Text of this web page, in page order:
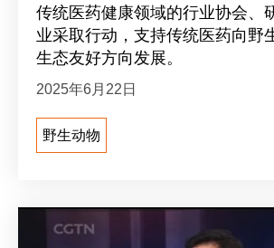
2025年6月22日
传统医药健康领域的行业协会、
业采取行动，支持传统医药向野
生态友好方向发展。
野生动物